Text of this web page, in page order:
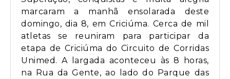
marcaram a manhã ensolarada deste
domingo, dia 8, em Criciúma. Cerca de mil
atletas se reuniram para participar da
etapa de Criciúma do Circuito de Corridas
Unimed. A largada aconteceu às 8 horas,
na Rua da Gente, ao lado do Parque das